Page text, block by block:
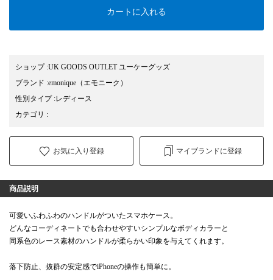
カートに入れる
ショップ:UK GOODS OUTLET ユーケーグッズ
ブランド :emonique （エモニーク）
性別タイプ:レディース
カテゴリ :
お気に入り登録 マイブランドに登録
商品説明
可愛いふわふわのハンドルがついたスマホケース。
どんなコーディネートでも合わせやすいシンプルなボディカラーと
同系色のレース素材のハンドルが柔らかい印象を与えてくれます。
落下防止、抜群の安定感でiPhoneの操作も簡単に。